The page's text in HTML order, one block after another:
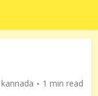
1 min read